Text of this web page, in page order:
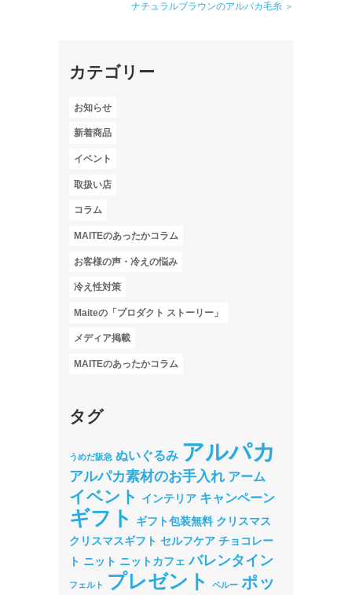
ナチュラルブラウンのアルパカ毛糸 ＞
カテゴリー
お知らせ
新着商品
イベント
取扱い店
コラム
MAITEのあったかコラム
お客様の声・冷えの悩み
冷え性対策
Maiteの「プロダクト ストーリー」
メディア掲載
MAITEのあったかコラム
タグ
うめだ阪急 ぬいぐるみ アルパカ
アルパカ素材のお手入れ アーム
イベント インテリア キャンペーン
ギフト ギフト包装無料 クリスマス
クリスマスギフト セルフケア チョコレー
ト ニット ニットカフェ バレンタイン
フェルト プレゼント ペルー ポッ